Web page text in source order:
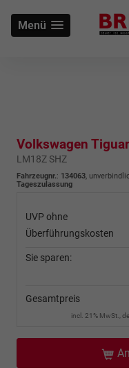
Menü
Volkswagen
LM18Z SHZ
Fahrzeugnr.: 134063,
Tageszulassung
UVP ohne
Überführungskosten
Sie sparen:
Gesamtpreis
incl. 21% MwSt.,